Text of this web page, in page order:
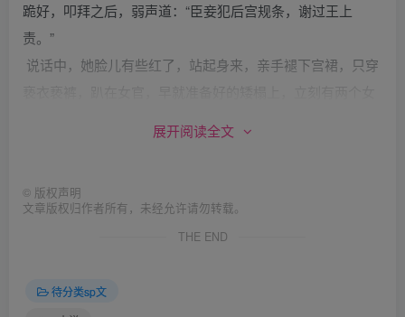
跪好，叩拜之后，弱声道：“臣妾犯后宫规条，谢过王上
责。”
说话中，她脸儿有些红了，站起身来，亲手褪下宫裙，只穿
“啪！”板子还没开打，后臀先挨了一巴掌，接着，那宣读王
展开阅读全文
© 版权声明
文章版权归作者所有，未经允许请勿转载。
THE END
待分类sp文